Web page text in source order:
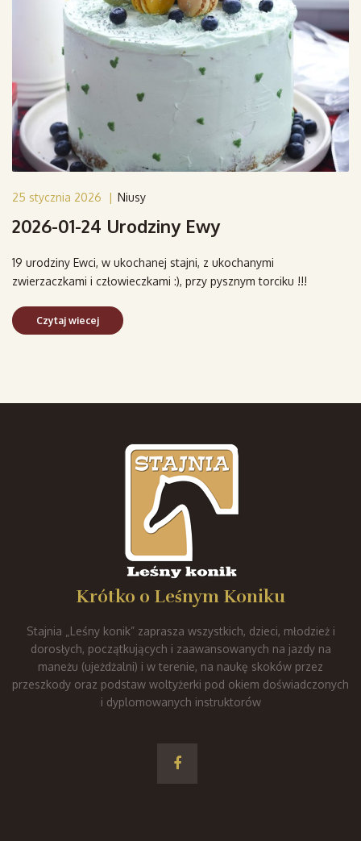
25 stycznia 2026 | Niusy
2026-01-24 Urodziny Ewy
19 urodziny Ewci, w ukochanej stajni, z ukochanymi
zwierzaczkami i człowieczkami :), przy pysznym torciku !!!
Czytaj wiecej
Krótko o Leśnym Koniku
Stajnia „Leśny konik” zaprasza wszystkich, dzieci, młodzież i
dorosłych, początkujących i zaawansowanych na jazdy na
maneżu (ujeżdżalni) i w terenie, na naukę skoków przez
przeszkody oraz podstaw woltyżerki pod okiem doświadczonych
i dyplomowanych instruktorów